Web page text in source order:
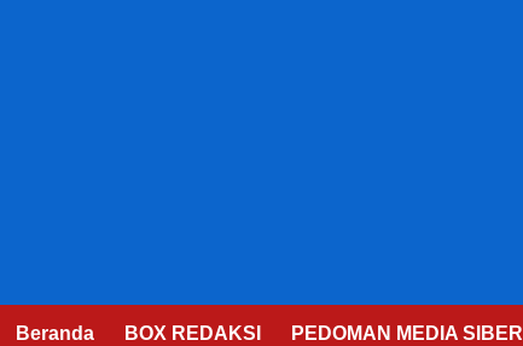
Beranda BOX REDAKSI PEDOMAN MEDIA SIBER